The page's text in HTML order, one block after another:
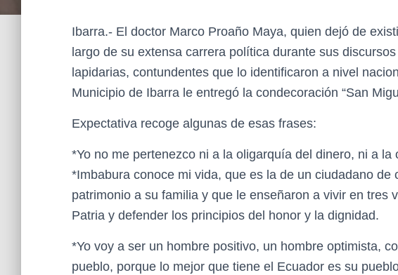
Ibarra.- El doctor Marco Proaño Maya, quien dejó de
largo de su extensa carrera política durante sus
lapidarias, contundentes que lo identificaron a nivel
Municipio de Ibarra le entregó la condecoración “San
Expectativa recoge algunas de esas frases:
*Yo no me pertenezco ni a la oligarquía del dinero, ni a la
*Imbabura conoce mi vida, que es la de un ciudadano de
patrimonio a su familia y que le enseñaron a vivir en tres
Patria y defender los principios del honor y la dignidad.
*Yo voy a ser un hombre positivo, un hombre optimista,
pueblo, porque lo mejor que tiene el Ecuador es su